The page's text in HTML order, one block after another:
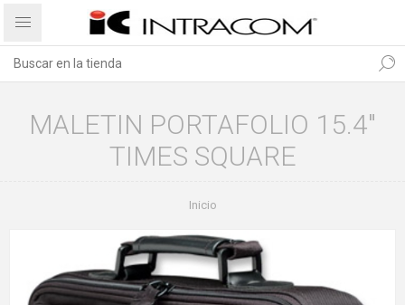
MALETIN PORTAFOLIO 15.4"
TIMES SQUARE
Inicio